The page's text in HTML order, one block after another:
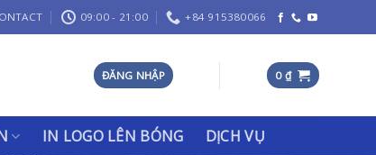
09:00 - 21:00 +84 915380066
ĐĂNG NHẬP 0 ₫
IN LOGO LÊN BÓNG DỊCH VỤ